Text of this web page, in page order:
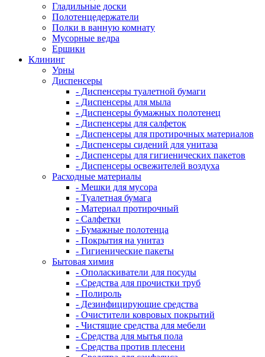
Гладильные доски
Полотенцедержатели
Полки в ванную комнату
Мусорные ведра
Ершики
Клининг
Урны
Диспенсеры
- Диспенсеры туалетной бумаги
- Диспенсеры для мыла
- Диспенсеры бумажных полотенец
- Диспенсеры для салфеток
- Диспенсеры для протирочных материалов
- Диспенсеры сидений для унитаза
- Диспенсеры для гигиенических пакетов
- Диспенсеры освежителей воздуха
Расходные материалы
- Мешки для мусора
- Туалетная бумага
- Материал протирочный
- Салфетки
- Бумажные полотенца
- Покрытия на унитаз
- Гигиенические пакеты
Бытовая химия
- Ополаскиватели для посуды
- Средства для прочистки труб
- Полироль
- Дезинфицирующие средства
- Очистители ковровых покрытий
- Чистящие средства для мебели
- Средства для мытья пола
- Средства против плесени